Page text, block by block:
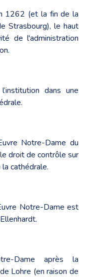
1262 (et la fin de la
Strasbourg), le haut
de l'administration
dans une
Notre-Dame du
droit de contrôle sur
cathédrale.
Notre-Dame est
Dame après la
Lohre (en raison de